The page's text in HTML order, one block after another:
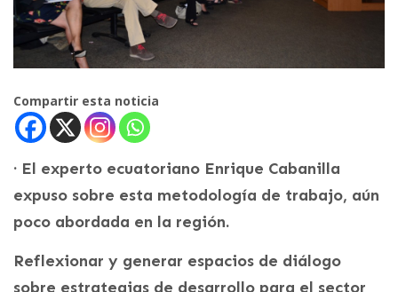
Compartir esta noticia
· El experto ecuatoriano Enrique Cabanilla
expuso sobre esta metodología de trabajo, aún
poco abordada en la región.
Reflexionar y generar espacios de diálogo
sobre estrategias de desarrollo para el sector